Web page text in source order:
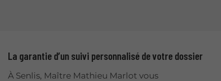
La garantie d’un suivi personnalisé de votre dossier
À Senlis, Maître Mathieu Marlot vous